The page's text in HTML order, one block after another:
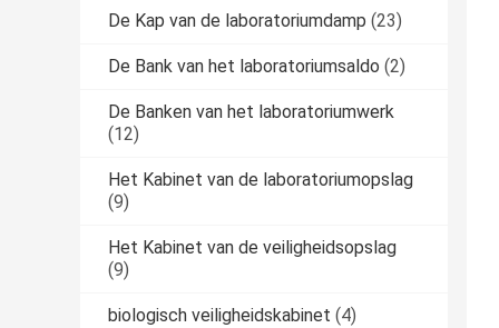
De Kap van de laboratoriumdamp (23)
De Bank van het laboratoriumsaldo (2)
De Banken van het laboratoriumwerk
(12)
Het Kabinet van de laboratoriumopslag
(9)
Het Kabinet van de veiligheidsopslag
(9)
biologisch veiligheidskabinet (4)